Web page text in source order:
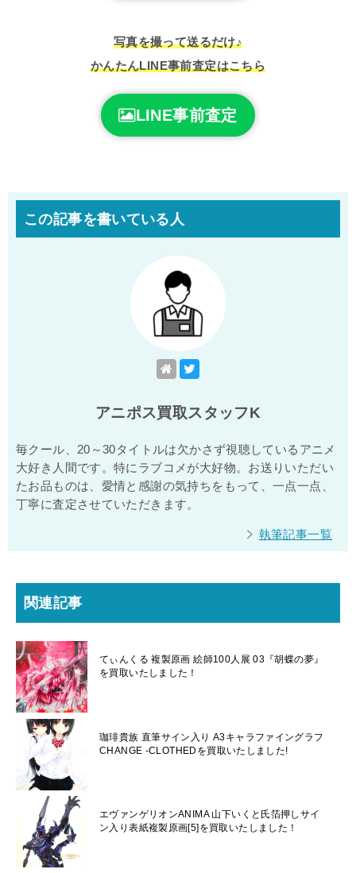
写真を撮って送るだけ♪
かんたんLINE事前査定はこちら
LINE事前査定
この記事を書いている人
アニポス買取スタッフK
毎クール、20～30タイトルは欠かさず視聴しているアニメ
大好き人間です。特にラブコメが大好物。お送りいただい
たお品ものは、愛情と感謝の気持ちをもって、一点一点、
丁寧に査定させていただきます。
執筆記事一覧
関連記事
てぃんくる 複製原画 絵師100人展 03『胡蝶の夢』
を買取いたしました！
珈琲貴族 直筆サイン入り A3キャラファイングラフ
CHANGE -CLOTHEDを買取いたしました!
エヴァンゲリオンANIMA 山下いくと氏箔押しサイ
ン入り表紙複製原画[5]を買取いたしました！